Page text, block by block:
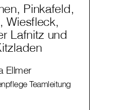
Pinkafeld,
Wiesfleck,
Lafnitz und
Ellmer
Teamleitung